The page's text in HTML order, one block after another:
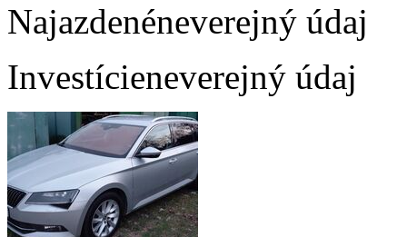
Najazdenéneverejný údaj
Investícieneverejný údaj